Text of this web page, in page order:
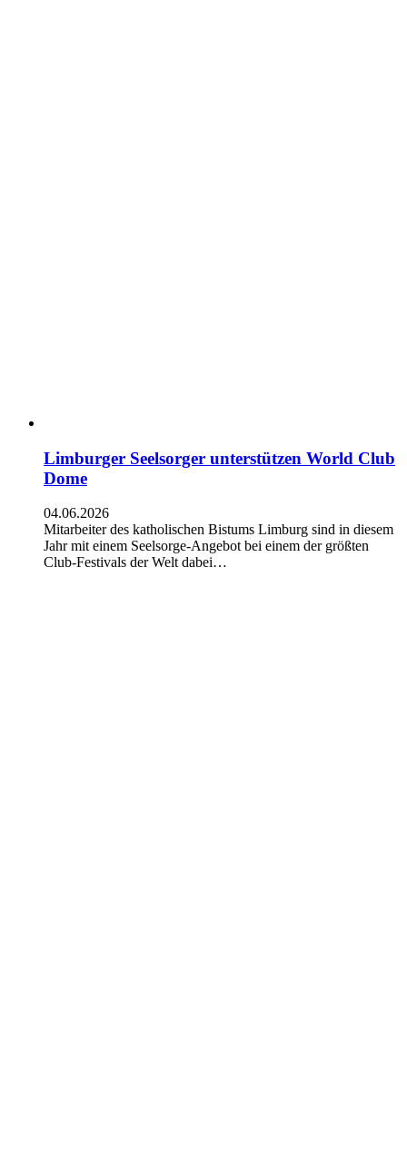
Limburger Seelsorger unterstützen World Club
Dome
04.06.2026
Mitarbeiter des katholischen Bistums Limburg sind in diesem
Jahr mit einem Seelsorge-Angebot bei einem der größten
Club-Festivals der Welt dabei…